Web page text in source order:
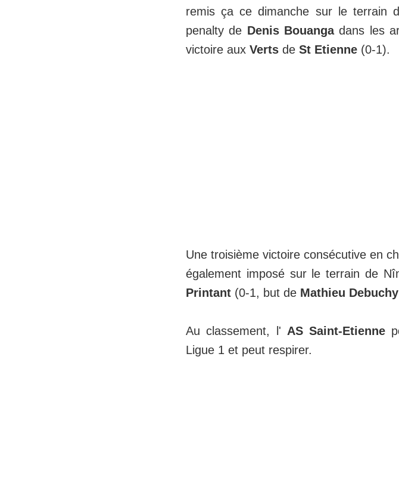
remis ça ce dimanche sur le terrain
penalty de Denis Bouangadans les
victoire aux Verts de St Etienne (0-1).
Une troisième victoire consécutive en
également imposé sur le terrain de
Printant (0-1, but de Mathieu Debuchy
Au classement, l' AS Saint-Etienne
Ligue 1 et peut respirer.